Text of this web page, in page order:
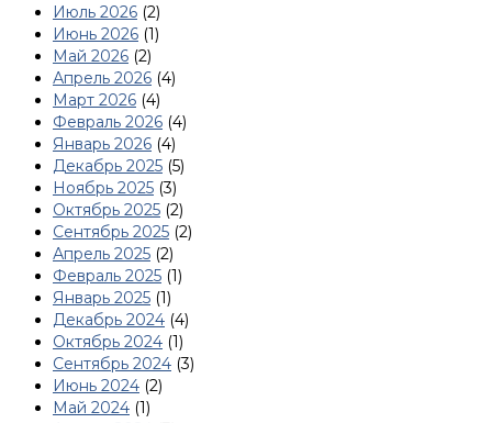
Июль 2026 (2)
Июнь 2026 (1)
Май 2026 (2)
Апрель 2026 (4)
Март 2026 (4)
Февраль 2026 (4)
Январь 2026 (4)
Декабрь 2025 (5)
Ноябрь 2025 (3)
Октябрь 2025 (2)
Сентябрь 2025 (2)
Апрель 2025 (2)
Февраль 2025 (1)
Январь 2025 (1)
Декабрь 2024 (4)
Октябрь 2024 (1)
Сентябрь 2024 (3)
Июнь 2024 (2)
Май 2024 (1)